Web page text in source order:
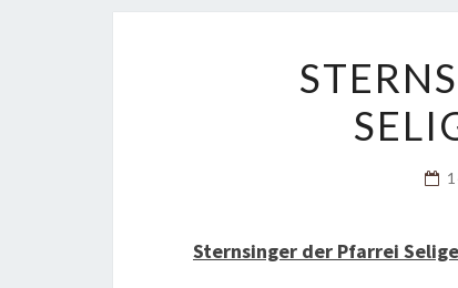
Sternsinger der Pfarrei